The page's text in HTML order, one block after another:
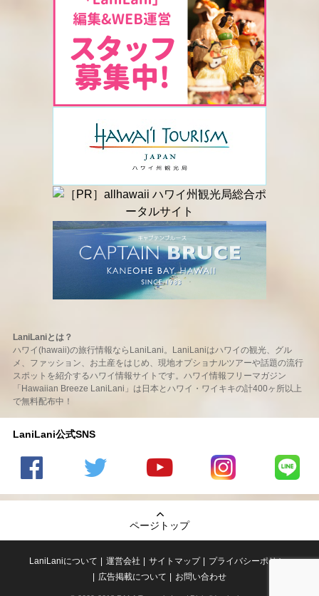
LaniLaniとは？
ハワイ(hawaii)の旅行情報ならLaniLani。LaniLaniはハワイの観光、グル
メ、ファッション、お土産をはじめ、現地オプショナルツアーや話題の流行
スポットを紹介するハワイ情報サイトです。ハワイ情報フリーマガジン
「Hawaiian Breeze LaniLani」は日本とハワイ・ワイキキの計400ヶ所以上
で無料配布中！
LaniLani公式SNS
の
のtwitter
の
Youtube
チャンネ
LaniLani
LaniLani
ページトップ
LaniLaniについて 運営会社 サイトマップ
プライバシーポリシー
広告掲載について
お問い合わせ